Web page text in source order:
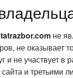
tatrazbor.comне
не оказывает
и не участвует в
и третьими